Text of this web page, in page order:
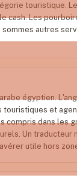
Août
36
touristique.
cash. Les
autres
égyptien.
touristiques et
compris dans les
Un traducteur
utile hors